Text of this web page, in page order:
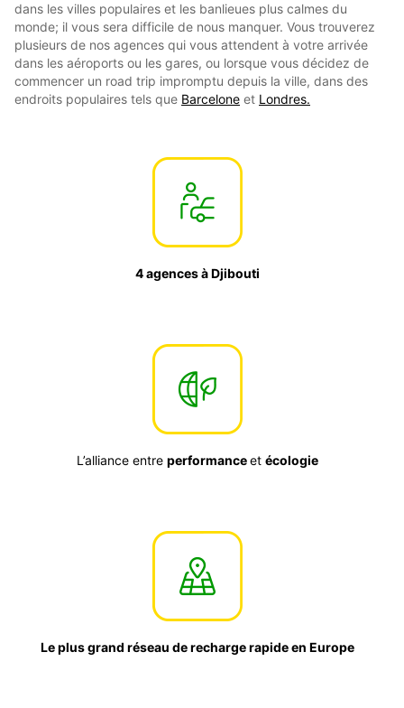
dans les villes populaires et les banlieues plus calmes du
monde; il vous sera difficile de nous manquer. Vous trouverez
plusieurs de nos agences qui vous attendent à votre arrivée
dans les aéroports ou les gares, ou lorsque vous décidez de
commencer un road trip impromptu depuis la ville, dans des
endroits populaires tels que Barcelone et Londres.
4 agences à Djibouti
L’alliance entre performanceet écologie
Le plus grand réseau de recharge rapide en Europe